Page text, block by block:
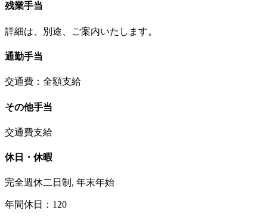
残業手当
詳細は、別途、ご案内いたします。
通勤手当
交通費：全額支給
その他手当
交通費支給
休日・休暇
完全週休二日制, 年末年始
年間休日：120